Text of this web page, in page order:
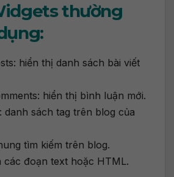
thường
hiển thị danh sách bài viết
hiển thị bình luận mới.
danh sách tag trên blog của
tìm kiếm trên blog.
các đoạn text hoặc HTML.